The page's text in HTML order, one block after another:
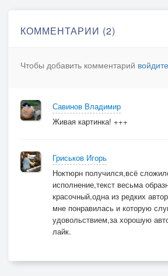
КОММЕНТАРИИ (2)
Чтобы добавить комментарий
Савинов Владимир
Живая картинка! +++
Гриськов Игорь
Ноктюрн получился,всё
исполнение,текст весьма
красочный,одна из редких
мне понравилась и которую
удовольствием,за хорошую
лайк.